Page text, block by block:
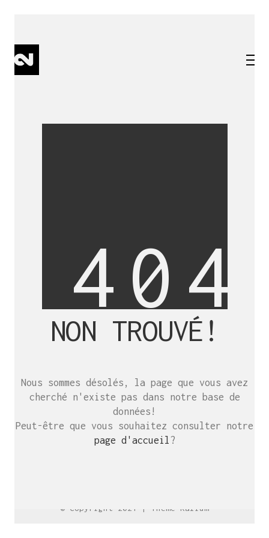
4 0 4
NON TROUVÉ!
Nous sommes désolés, la page que vous avez
cherché n'existe pas dans notre base de
données!
Peut-être que vous souhaitez consulter notre
page d'accueil ?
C’est toujours mieux de se voir
afin de parler le même langage.
atelier@crayon-noir.re
© Copyright 2021 | Thème Kalium